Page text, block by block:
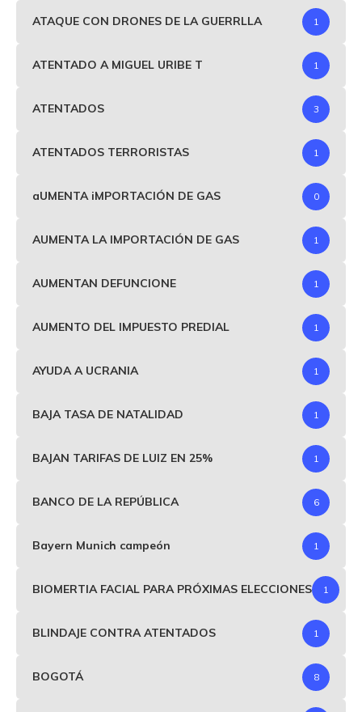
ATAQUE CON DRONES DE LA GUERRLLA 1
ATENTADO A MIGUEL URIBE T 1
ATENTADOS 3
ATENTADOS TERRORISTAS 1
aUMENTA iMPORTACIÓN DE GAS 0
AUMENTA LA IMPORTACIÓN DE GAS 1
AUMENTAN DEFUNCIONE 1
AUMENTO DEL IMPUESTO PREDIAL 1
AYUDA A UCRANIA 1
BAJA TASA DE NATALIDAD 1
BAJAN TARIFAS DE LUIZ EN 25% 1
BANCO DE LA REPÚBLICA 6
Bayern Munich campeón 1
BIOMERTIA FACIAL PARA PRÓXIMAS ELECCIONES 1
BLINDAJE CONTRA ATENTADOS 1
BOGOTÁ 8